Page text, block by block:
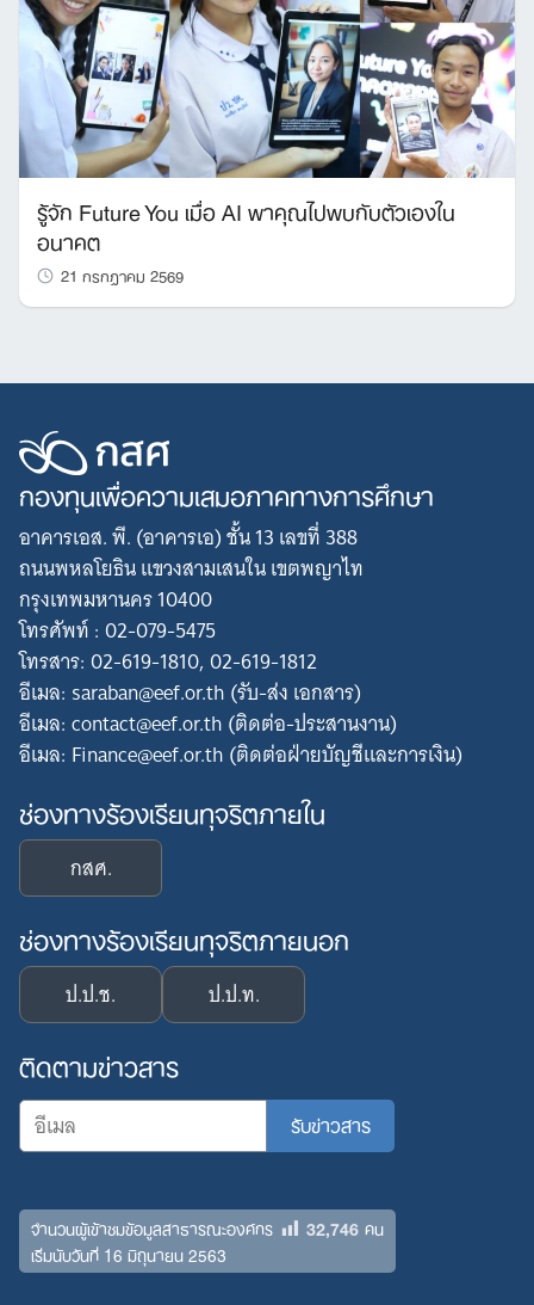
รู้จัก Future You เมื่อ AI พาคุณไปพบกับตัวเองใน
อนาคต
21 กรกฎาคม 2569
กองทุนเพื่อความเสมอภาคทางการศึกษา
อาคารเอส. พี. (อาคารเอ) ชั้น 13 เลขที่ 388
ถนนพหลโยธิน แขวงสามเสนใน เขตพญาไท
กรุงเทพมหานคร 10400
โทรศัพท์ : 02-079-5475
โทรสาร: 02-619-1810, 02-619-1812
อีเมล: saraban@eef.or.th (รับ-ส่ง เอกสาร)
อีเมล: contact@eef.or.th (ติดต่อ-ประสานงาน)
อีเมล: Finance@eef.or.th (ติดต่อฝ่ายบัญชีและการเงิน)
ช่องทางร้องเรียนทุจริตภายใน
กสศ.
ช่องทางร้องเรียนทุจริตภายนอก
ป.ป.ช. ป.ป.ท.
ติดตามข่าวสาร
จำนวนผู้เข้าชมข้อมูลสาธารณะองค์กร 32,746คน
เริ่มนับวันที่ 16 มิถุนายน 2563